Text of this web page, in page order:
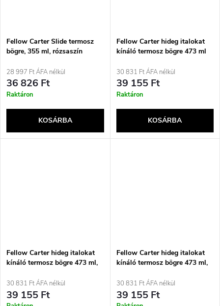
Fellow Carter Slide termosz
bögre, 355 ml, rózsaszín
28 997 Ft ÁFA nélkül
36 826 Ft
Raktáron
KOSÁRBA
Fellow Carter hideg italokat
kínáló termosz bögre 473 ml
30 831 Ft ÁFA nélkül
39 155 Ft
Raktáron
KOSÁRBA
Fellow Carter hideg italokat
kínáló termosz bögre 473 ml,
30 831 Ft ÁFA nélkül
39 155 Ft
Fellow Carter hideg italokat
kínáló termosz bögre 473 ml,
30 831 Ft ÁFA nélkül
39 155 Ft